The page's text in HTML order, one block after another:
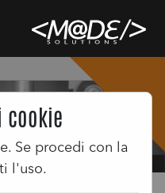
cookie
Se procedi con la
l'uso.